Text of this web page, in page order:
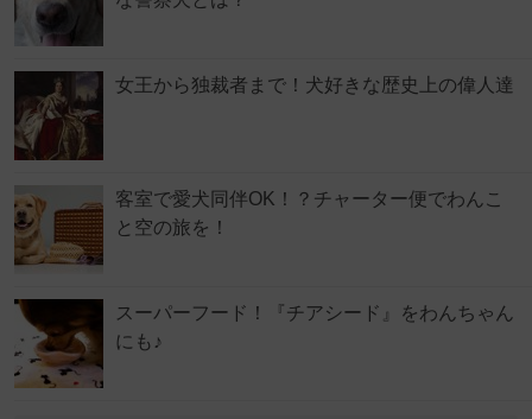
女王から独裁者まで！犬好きな歴史上の偉人達
客室で愛犬同伴OK！？チャーター便でわんこ
と空の旅を！
スーパーフード！『チアシード』をわんちゃん
にも♪